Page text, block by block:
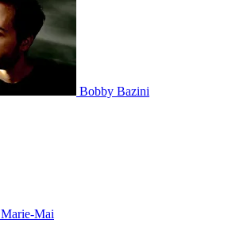
Bobby Bazini
Marie-Mai